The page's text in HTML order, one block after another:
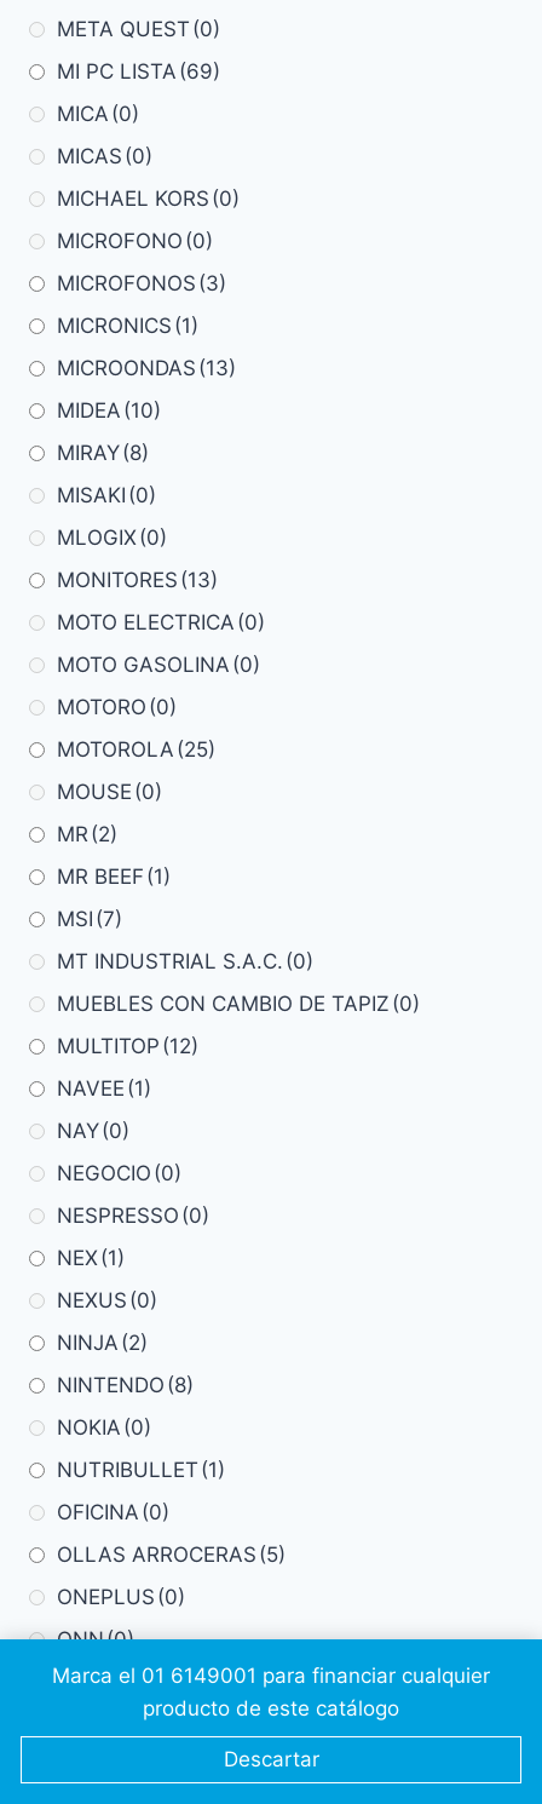
Marca el 01 6149001 para financiar cualquier
producto de este catálogo
Descartar
META QUEST (0)
MI PC LISTA (69)
MICA (0)
MICAS (0)
MICHAEL KORS (0)
MICROFONO (0)
MICROFONOS (3)
MICRONICS (1)
MICROONDAS (13)
MIDEA (10)
MIRAY(8)
MISAKI (0)
MLOGIX(0)
MONITORES (13)
MOTO ELECTRICA (0)
MOTO GASOLINA (0)
MOTORO (0)
MOTOROLA (25)
MOUSE (0)
MR (2)
MR BEEF (1)
MSI (7)
MT INDUSTRIAL S.A.C. (0)
MUEBLES CON CAMBIO DE TAPIZ (0)
MULTITOP (12)
NAVEE (1)
NAY(0)
NEGOCIO (0)
NESPRESSO (0)
NEX(1)
NEXUS (0)
NINJA (2)
NINTENDO (8)
NOKIA (0)
NUTRIBULLET (1)
OFICINA (0)
OLLAS ARROCERAS (5)
ONEPLUS (0)
ONN(0)
OPPO (5)
(1)